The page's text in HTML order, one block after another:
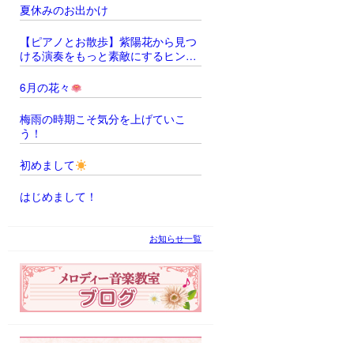
夏休みのお出かけ
【ピアノとお散歩】紫陽花から見つ
ける演奏をもっと素敵にするヒント
̖́‐
6月の花々
梅雨の時期こそ気分を上げていこ
う！
初めまして
はじめまして！
お知らせ一覧